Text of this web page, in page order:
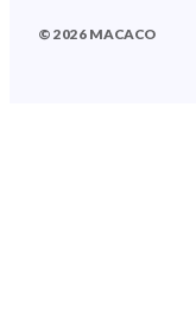
© 2026 MACACO